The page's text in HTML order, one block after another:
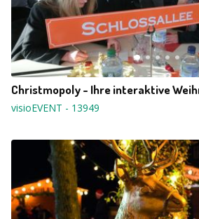
Christmopoly - Ihre interaktive
visioEVENT - 13949